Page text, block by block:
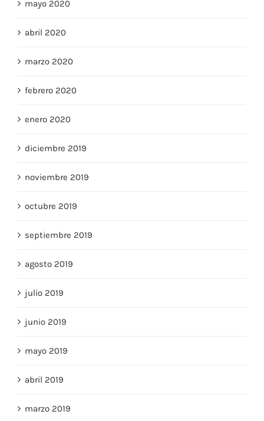
mayo 2020
abril 2020
marzo 2020
febrero 2020
enero 2020
diciembre 2019
noviembre 2019
octubre 2019
septiembre 2019
agosto 2019
julio 2019
junio 2019
mayo 2019
abril 2019
marzo 2019